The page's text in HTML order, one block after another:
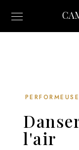
l'air